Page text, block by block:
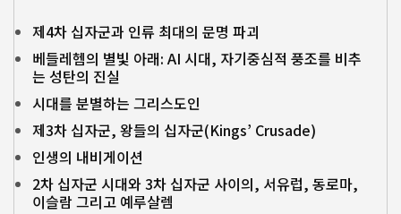
제4차 십자군과 인류 최대의 문명 파괴
베들레헴의 별빛 아래: AI 시대, 자기중심적 풍조를 비추
는 성탄의 진실
시대를 분별하는 그리스도인
제3차 십자군, 왕들의 십자군(Kings’ Crusade)
인생의 내비게이션
2차 십자군 시대와 3차 십자군 사이의, 서유럽, 동로마,
이슬람 그리고 예루살렘